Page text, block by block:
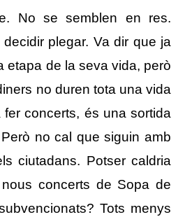
No se semblen en res.
plegar. Va dir que ja
etapa de la seva vida, però
no duren tota una vida
concerts, és una sortida
no cal que siguin amb
ciutadans. Potser caldria
concerts de Sopa de
Tots menys